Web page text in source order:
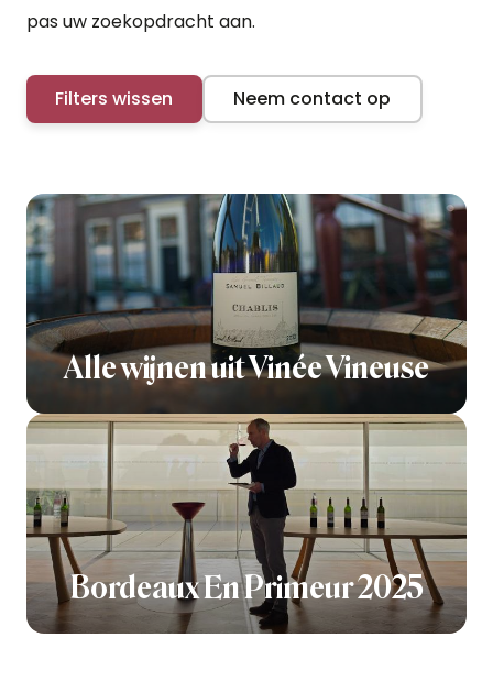
pas uw zoekopdracht aan.
Filters wissen Neem contact op
Alle wijnen uit Vinée Vineuse
Bordeaux En Primeur 2025